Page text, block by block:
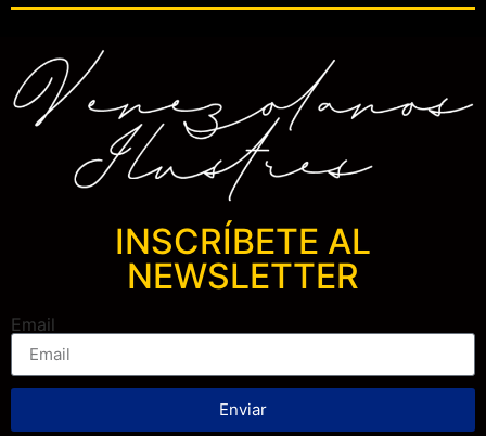
INSCRÍBETE AL
NEWSLETTER
Email
Enviar